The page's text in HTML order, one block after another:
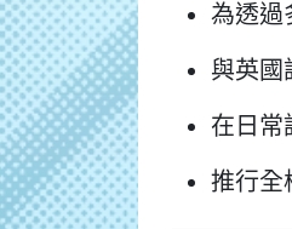
為透過
與英國
在日常
推行全